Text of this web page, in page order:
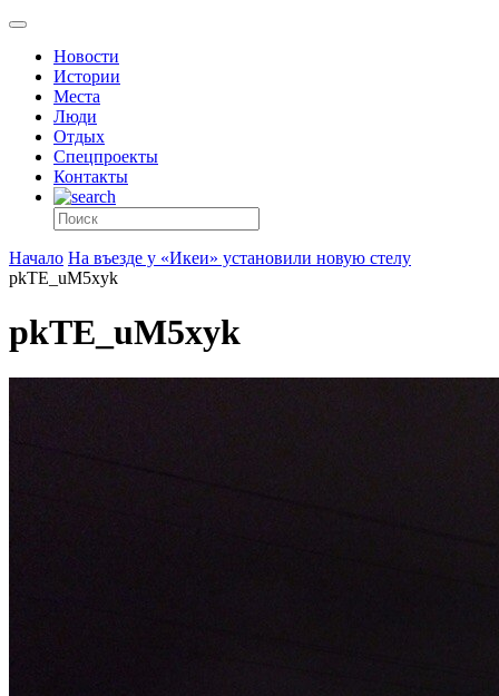
Новости
Истории
Места
Люди
Отдых
Спецпроекты
Контакты
Начало На въезде у «Икеи» установили новую стелу
pkTE_uM5xyk
pkTE_uM5xyk